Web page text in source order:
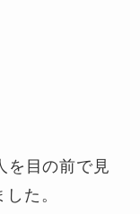
を目の前で見
た。